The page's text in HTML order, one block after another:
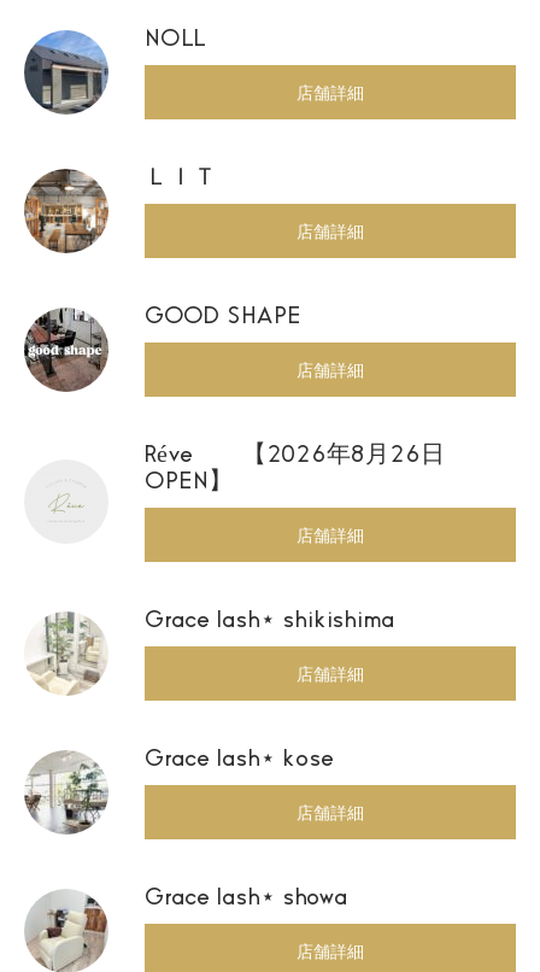
NOLL
店舗詳細
ＬＩＴ
店舗詳細
GOOD SHAPE
店舗詳細
Réve 【2026年8月26日
OPEN】
店舗詳細
Grace lash⋆ shikishima
店舗詳細
Grace lash⋆ kose
店舗詳細
Grace lash⋆ showa
店舗詳細